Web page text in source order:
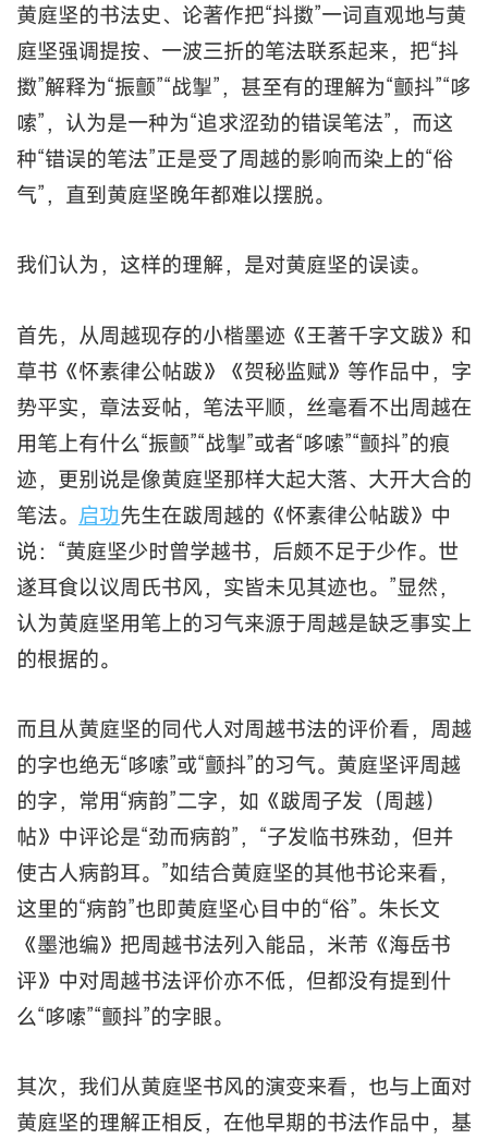
黄庭坚的书法史、论著作把“抖擞”一词直观地与黄
庭坚强调提按、一波三折的笔法联系起来，把“抖
擞”解释为“振颤”“战掣”，甚至有的理解为“颤抖”“哆
嗦”，认为是一种为“追求涩劲的错误笔法”，而这
种“错误的笔法”正是受了周越的影响而染上的“俗
气”，直到黄庭坚晚年都难以摆脱。
我们认为，这样的理解，是对黄庭坚的误读。
首先，从周越现存的小楷墨迹《王著千字文跋》和
草书《怀素律公帖跋》《贺秘监赋》等作品中，字
势平实，章法妥帖，笔法平顺，丝毫看不出周越在
用笔上有什么“振颤”“战掣”或者“哆嗦”“颤抖”的痕
迹，更别说是像黄庭坚那样大起大落、大开大合的
笔法。 启功先生在跋周越的《怀素律公帖跋》中
说：“黄庭坚少时曾学越书，后颇不足于少作。世
遂耳食以议周氏书风，实皆未见其迹也。”显然，
认为黄庭坚用笔上的习气来源于周越是缺乏事实上
的根据的。
而且从黄庭坚的同代人对周越书法的评价看，周越
的字也绝无“哆嗦”或“颤抖”的习气。黄庭坚评周越
的字，常用“病韵”二字，如《跋周子发（周越）
帖》中评论是“劲而病韵”，“子发临书殊劲，但并
使古人病韵耳。”如结合黄庭坚的其他书论来看，
这里的“病韵”也即黄庭坚心目中的“俗”。朱长文
《墨池编》把周越书法列入能品，米芾《海岳书
评》中对周越书法评价亦不低，但都没有提到什
么“哆嗦”“颤抖”的字眼。
其次，我们从黄庭坚书风的演变来看，也与上面对
黄庭坚的理解正相反，在他早期的书法作品中，基